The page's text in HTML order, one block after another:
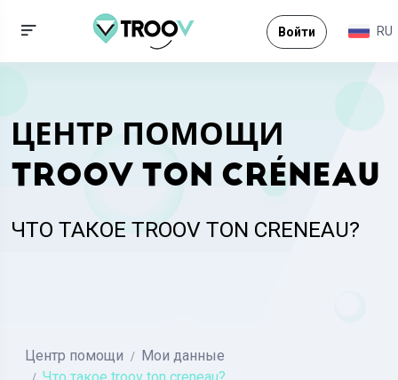
Войти RU
ЦЕНТР ПОМОЩИ
TROOV TON CRÉNEAU
ЧТО ТАКОЕ TROOV TON CRENEAU?
Центр помощи
Мои данные